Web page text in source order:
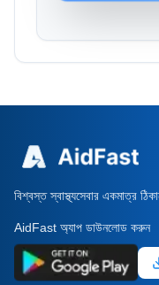
বিশ্বস্ত স্বাস্থ্যসেবার একমাত্র
AidFast অ্যাপ ডাউনলোড করুন